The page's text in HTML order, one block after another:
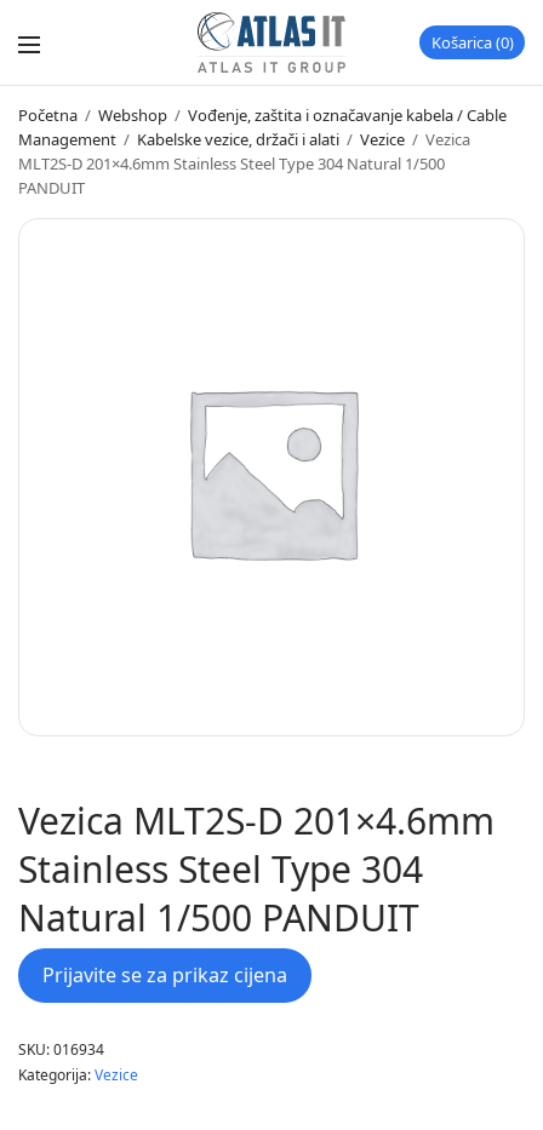
Košarica 0
Početna / Webshop / Vođenje, zaštita i označavanje kabela / Cable
Management / Kabelske vezice, držači i alati / Vezice / Vezica
MLT2S-D 201×4.6mm Stainless Steel Type 304 Natural 1/500
PANDUIT
Vezica MLT2S-D 201×4.6mm
Stainless Steel Type 304
Natural 1/500 PANDUIT
Prijavite se za prikaz cijena
SKU:016934
Kategorija:Vezice